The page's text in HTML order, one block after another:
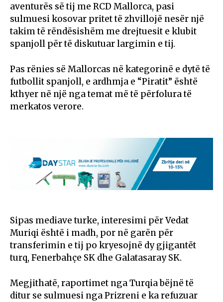
aventurës së tij me RCD Mallorca, pasi
sulmuesi kosovar pritet të zhvillojë nesër një
takim të rëndësishëm me drejtuesit e klubit
spanjoll për të diskutuar largimin e tij.
Pas rënies së Mallorcas në kategorinë e dytë të
futbollit spanjoll, e ardhmja e “Piratit” është
kthyer në një nga temat më të përfolura të
merkatos verore.
Sipas mediave turke, interesimi për Vedat
Muriqi është i madh, por në garën për
transferimin e tij po kryesojnë dy gjigantët
turq, Fenerbahçe SK dhe Galatasaray SK.
Megjithatë, raportimet nga Turqia bëjnë të
ditur se sulmuesi nga Prizreni e ka refuzuar